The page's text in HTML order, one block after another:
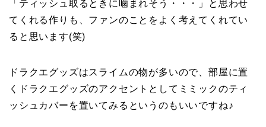
「ティッシュ取るときに噛まれそう・・・」と思わせ
てくれる作りも、ファンのことをよく考えてくれてい
ると思います(笑)
ドラクエグッズはスライムの物が多いので、部屋に置
くドラクエグッズのアクセントとしてミミックのティ
ッシュカバーを置いてみるというのもいいですね♪